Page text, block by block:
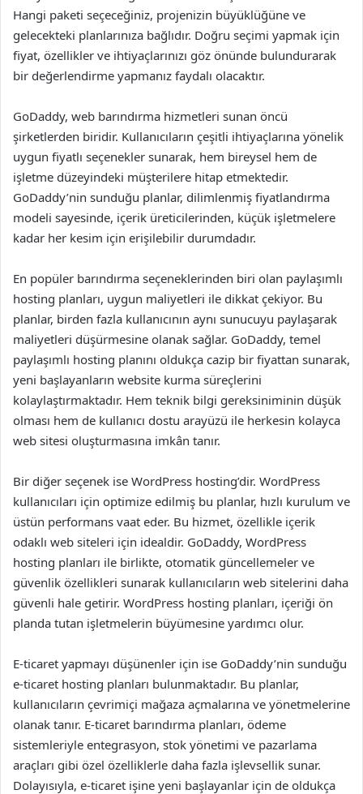
Hangi paketi seçeceğiniz, projenizin büyüklüğüne ve
gelecekteki planlarınıza bağlıdır. Doğru seçimi yapmak için
fiyat, özellikler ve ihtiyaçlarınızı göz önünde bulundurarak
bir değerlendirme yapmanız faydalı olacaktır.
GoDaddy, web barındırma hizmetleri sunan öncü
şirketlerden biridir. Kullanıcıların çeşitli ihtiyaçlarına yönelik
uygun fiyatlı seçenekler sunarak, hem bireysel hem de
işletme düzeyindeki müşterilere hitap etmektedir.
GoDaddy’nin sunduğu planlar, dilimlenmiş fiyatlandırma
modeli sayesinde, içerik üreticilerinden, küçük işletmelere
kadar her kesim için erişilebilir durumdadır.
En popüler barındırma seçeneklerinden biri olan paylaşımlı
hosting planları, uygun maliyetleri ile dikkat çekiyor. Bu
planlar, birden fazla kullanıcının aynı sunucuyu paylaşarak
maliyetleri düşürmesine olanak sağlar. GoDaddy, temel
paylaşımlı hosting planını oldukça cazip bir fiyattan sunarak,
yeni başlayanların website kurma süreçlerini
kolaylaştırmaktadır. Hem teknik bilgi gereksiniminin düşük
olması hem de kullanıcı dostu arayüzü ile herkesin kolayca
web sitesi oluşturmasına imkân tanır.
Bir diğer seçenek ise WordPress hosting’dir. WordPress
kullanıcıları için optimize edilmiş bu planlar, hızlı kurulum ve
üstün performans vaat eder. Bu hizmet, özellikle içerik
odaklı web siteleri için idealdir. GoDaddy, WordPress
hosting planları ile birlikte, otomatik güncellemeler ve
güvenlik özellikleri sunarak kullanıcıların web sitelerini daha
güvenli hale getirir. WordPress hosting planları, içeriği ön
planda tutan işletmelerin büyümesine yardımcı olur.
E-ticaret yapmayı düşünenler için ise GoDaddy’nin sunduğu
e-ticaret hosting planları bulunmaktadır. Bu planlar,
kullanıcıların çevrimiçi mağaza açmalarına ve yönetmelerine
olanak tanır. E-ticaret barındırma planları, ödeme
sistemleriyle entegrasyon, stok yönetimi ve pazarlama
araçları gibi özel özelliklerle daha fazla işlevsellik sunar.
Dolayısıyla, e-ticaret işine yeni başlayanlar için de oldukça